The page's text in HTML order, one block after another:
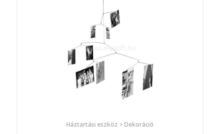
Háztartási eszköz > Dekoráció